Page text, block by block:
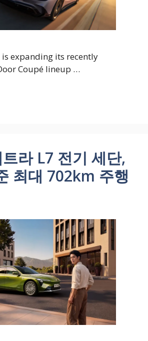
is expanding its recently
Coupé lineup …
라 L7 전기 세단,
최대 702km 주행